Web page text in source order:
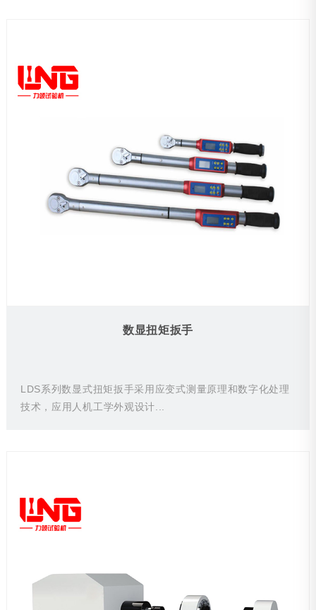
数显扭矩扳手
LDS系列数显式扭矩扳手采用应变式测量原理和数字化处理
技术，应用人机工学外观设计...